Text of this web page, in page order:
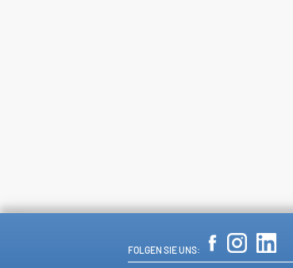
FOLGEN SIE UNS: